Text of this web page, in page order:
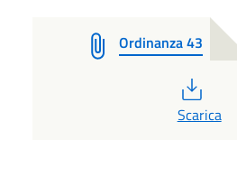
Ordinanza 43
PDF
Scarica